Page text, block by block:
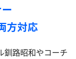
方対応
釧路昭和やコーチ